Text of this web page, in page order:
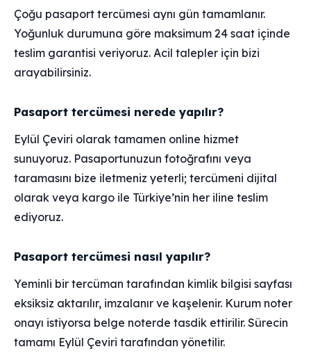
Çoğu pasaport tercümesi aynı gün tamamlanır.
Yoğunluk durumuna göre maksimum 24 saat içinde
teslim garantisi veriyoruz. Acil talepler için bizi
arayabilirsiniz.
Pasaport tercümesi nerede yapılır?
Eylül Çeviri olarak tamamen online hizmet
sunuyoruz. Pasaportunuzun fotoğrafını veya
taramasını bize iletmeniz yeterli; tercümeni dijital
olarak veya kargo ile Türkiye’nin her iline teslim
ediyoruz.
Pasaport tercümesi nasıl yapılır?
Yeminli bir tercüman tarafından kimlik bilgisi sayfası
eksiksiz aktarılır, imzalanır ve kaşelenir. Kurum noter
onayı istiyorsa belge noterde tasdik ettirilir. Sürecin
tamamı Eylül Çeviri tarafından yönetilir.